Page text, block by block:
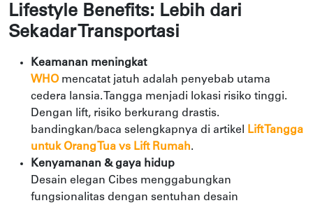
Lifestyle Benefits: Lebih dari
Sekadar Transportasi
Keamanan meningkat
WHOmencatat jatuh adalah penyebab utama
cedera lansia. Tangga menjadi lokasi risiko tinggi.
Dengan lift, risiko berkurang drastis.
bandingkan/baca selengkapnya di artikel
Lift Tangga
untuk Orang Tua vs Lift Rumah.
Kenyamanan & gaya hidup
Desain elegan Cibes menggabungkan
fungsionalitas dengan sentuhan desain